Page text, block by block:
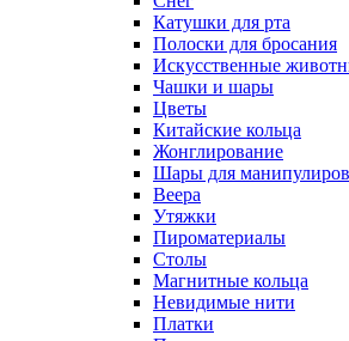
Катушки для рта
Полоски для бросания
Искусственные
Чашки и шары
Цветы
Китайские кольца
Жонглирование
Шары для
Веера
Утяжки
Пироматериалы
Столы
Магнитные кольца
Невидимые нити
Платки